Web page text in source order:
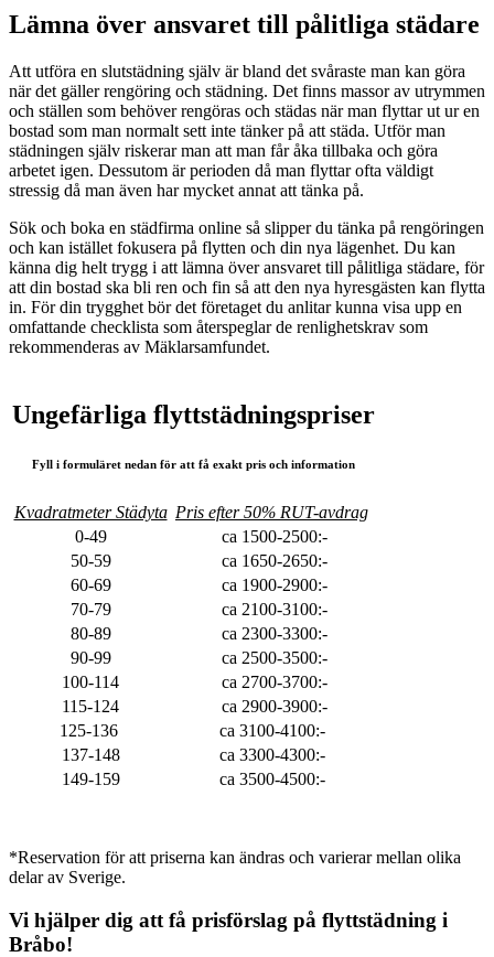
Lämna över ansvaret till pålitliga städare
Att utföra en slutstädning själv är bland det svåraste man kan göra
när det gäller rengöring och städning. Det finns massor av utrymmen
och ställen som behöver rengöras och städas när man flyttar ut ur en
bostad som man normalt sett inte tänker på att städa. Utför man
städningen själv riskerar man att man får åka tillbaka och göra
arbetet igen. Dessutom är perioden då man flyttar ofta väldigt
stressig då man även har mycket annat att tänka på.
Sök och boka en städfirma online så slipper du tänka på rengöringen
och kan istället fokusera på flytten och din nya lägenhet. Du kan
känna dig helt trygg i att lämna över ansvaret till pålitliga städare, för
att din bostad ska bli ren och fin så att den nya hyresgästen kan flytta
in. För din trygghet bör det företaget du anlitar kunna visa upp en
omfattande checklista som återspeglar de renlighetskrav som
rekommenderas av Mäklarsamfundet.
Ungefärliga flyttstädningspriser
Fyll i formuläret nedan för att få exakt pris och information
Kvadratmeter Städyta Pris efter 50% RUT-avdrag
0-49
ca 1500-2500:-
50-59
ca 1650-2650:-
60-69
ca 1900-2900:-
70-79
ca 2100-3100:-
80-89
ca 2300-3300:-
90-99
ca 2500-3500:-
100-114
ca 2700-3700:-
115-124
ca 2900-3900:-
125-136
ca 3100-4100:-
137-148
ca 3300-4300:-
149-159
ca 3500-4500:-
*Reservation för att priserna kan ändras och varierar mellan olika
delar av Sverige.
Vi hjälper dig att få prisförslag på flyttstädning i
Bråbo!